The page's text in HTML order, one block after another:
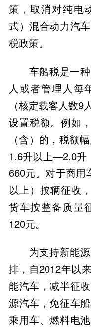
策，取消对纯电
式）混合动力汽
税政策。
车船税是一
人或者管理人每
（核定载客人数
设置税额。例如
（含）的，税额
1.6升以上—2.0升
660元。对于商用
以上）按辆征收
货车按整备质量
120元。
为支持新能
排，自2012年以
能汽车，减半征
源汽车，免征车
乘用车、燃料电